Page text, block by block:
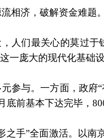
相济，破解资金难题。
人们最关心的莫过
一庞大的现代化基础
参与。一方面，政府
底前基本下达完毕，
之手”全面激活。以南